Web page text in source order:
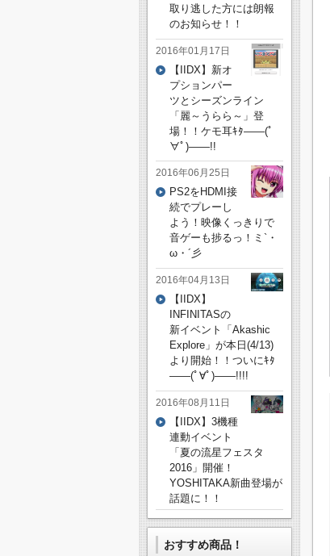
取り逃した方には朗報
のお知らせ！！
2016年01月17日
【IIDX】新オ
プションパー
ツとシーズンライン
「麗～うらら～」登
場！！ケモ耳ｷﾀ――(ﾟ
∀ﾟ)――!!
2016年06月25日
PS2をHDMI接
続でプレーし
よう！映像くっきりで
音ゲーも捗るっ！ミ`・
ω・´彡
2016年04月13日
【IIDX】
INFINITASの
新イベント「Akashic
Explore」が本日(4/13)
より開始！！ついにｷﾀ
――(ﾟ∀ﾟ)――!!!!
2016年08月11日
【IIDX】3機種
連動イベント
「夏の流星フェスタ
2016」開催！
YOSHITAKA新曲登場が
話題に！！
おすすめ商品！